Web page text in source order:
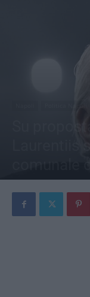
Su
Laurentiis